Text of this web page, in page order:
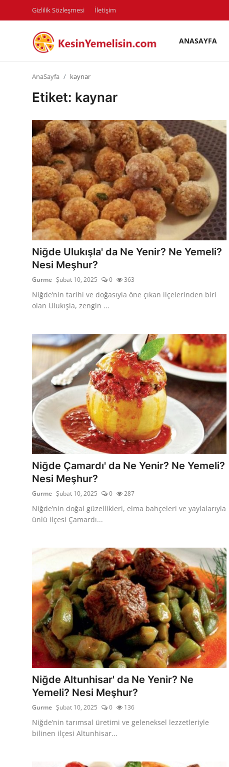
Gizlilik Sözleşmesi İletişim
ANASAYFA
Diyet & Sağlıklı Beslenme
İletişim
Şehirler
Helal Gıda & Dini Hükümler
Gıda Güvenliği & Bilimi
Kalori & Diyet Rehberi
Mutfak Püf Noktaları & İpuçları
Mekan & Lezzet Rotaları
Temel Gıda ve Ürün Rehberleri
Yöresel Tarifler & Ev Yemekleri
Gıda Güvenliği & Sağlık
İçecek Kültürü & Rehberleri
Popüler Kültür & Mutfak Tarihi
Mutfak Temizliği & Pratik Bilgiler
Anne & Bebek Beslenmesi
Mutfak Sırları & Teknikler
Gıda Sözlüğü & Nedir?
Yemek Tarifleri & Menüler
AnaSayfa kaynar
Etiket: kaynar
Niğde Ulukışla' da Ne Yenir? Ne Yemeli?
Nesi Meşhur?
Gurme Şubat 10, 2025 0 363
Niğde’nin tarihi ve doğasıyla öne çıkan ilçelerinden biri
olan Ulukışla, zengin ...
Niğde Çamardı' da Ne Yenir? Ne Yemeli?
Nesi Meşhur?
Gurme Şubat 10, 2025 0 287
Niğde’nin doğal güzellikleri, elma bahçeleri ve yaylalarıyla
ünlü ilçesi Çamardı...
Niğde Altunhisar' da Ne Yenir? Ne
Yemeli? Nesi Meşhur?
Gurme Şubat 10, 2025 0 136
Niğde’nin tarımsal üretimi ve geleneksel lezzetleriyle
bilinen ilçesi Altunhisar...